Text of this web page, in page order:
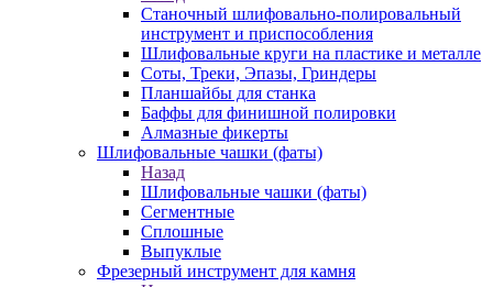
Станочный шлифовально-полировальный
инструмент и приспособления
Шлифовальные круги на пластике и металле
Соты, Треки, Эпазы, Гриндеры
Планшайбы для станка
Баффы для финишной полировки
Алмазные фикерты
Шлифовальные чашки (фаты)
Назад
Шлифовальные чашки (фаты)
Сегментные
Сплошные
Выпуклые
Фрезерный инструмент для камня